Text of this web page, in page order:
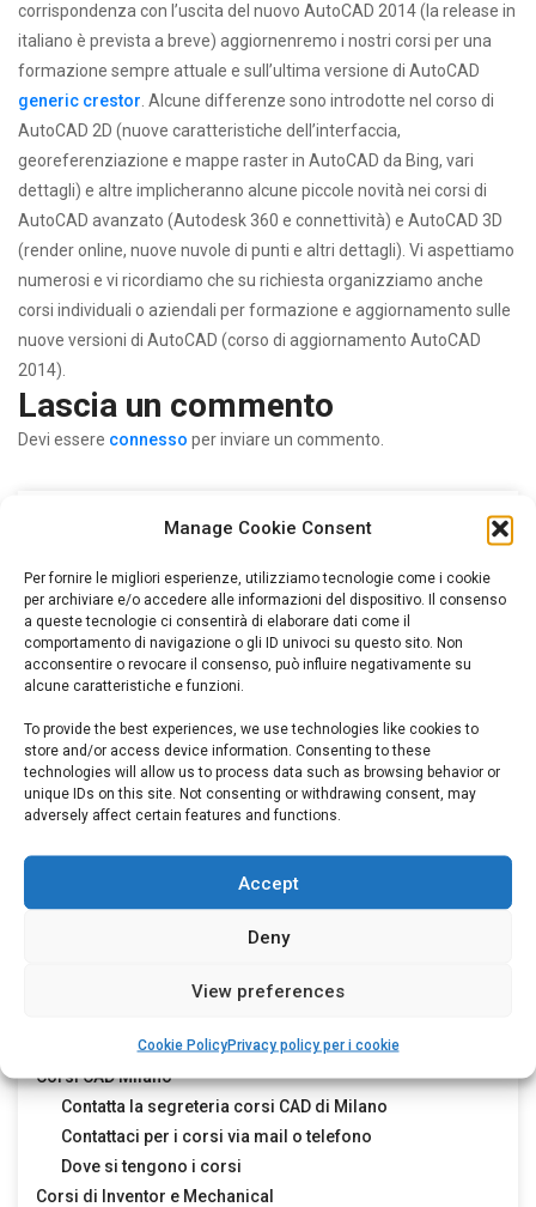
Manage Cookie Consent
Per fornire le migliori esperienze, utilizziamo tecnologie come i cookie
per archiviare e/o accedere alle informazioni del dispositivo. Il consenso
a queste tecnologie ci consentirà di elaborare dati come il
comportamento di navigazione o gli ID univoci su questo sito. Non
acconsentire o revocare il consenso, può influire negativamente su
alcune caratteristiche e funzioni.
To provide the best experiences, we use technologies like cookies to
store and/or access device information. Consenting to these
technologies will allow us to process data such as browsing behavior or
unique IDs on this site. Not consenting or withdrawing consent, may
adversely affect certain features and functions.
Accept
Deny
View preferences
Cookie PolicyPrivacy policy per i cookie
corrispondenza con l’uscita del nuovo AutoCAD 2014 (la release in
italiano è prevista a breve) aggiornenremo i nostri corsi per una
formazione sempre attuale e sull’ultima versione di AutoCAD
generic crestor . Alcune differenze sono introdotte nel corso di
AutoCAD 2D (nuove caratteristiche dell’interfaccia,
georeferenziazione e mappe raster in AutoCAD da Bing, vari
dettagli) e altre implicheranno alcune piccole novità nei corsi di
AutoCAD avanzato (Autodesk 360 e connettività) e AutoCAD 3D
(render online, nuove nuvole di punti e altri dettagli). Vi aspettiamo
numerosi e vi ricordiamo che su richiesta organizziamo anche
corsi individuali o aziendali per formazione e aggiornamento sulle
nuove versioni di AutoCAD (corso di aggiornamento AutoCAD
2014).
Lascia un commento
Devi essere connesso per inviare un commento.
NOI
aggiornamento autocad autocadautocad
2014
autocad news autodesk news book cad cad
online corsi corso 2014 corso aggiornamento corso aggiornamento
autocad libro su autocad manuale autocad manuali manuali autocad news
Pagine sui corsi
Cookie Policy (UE)
Corsi CAD Milano
Contatta la segreteria corsi CAD di Milano
Contattaci per i corsi via mail o telefono
Dove si tengono i corsi
Corsi di Inventor e Mechanical